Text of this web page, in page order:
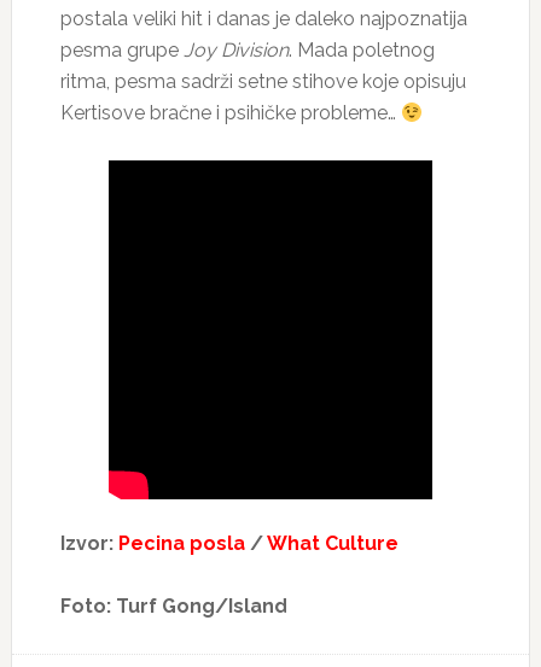
postala veliki hit i danas je daleko najpoznatija
pesma grupe Joy Division. Mada poletnog
ritma, pesma sadrži setne stihove koje opisuju
Kertisove bračne i psihičke probleme…
Izvor: Pecina posla/What Culture
Foto: Turf Gong/Island